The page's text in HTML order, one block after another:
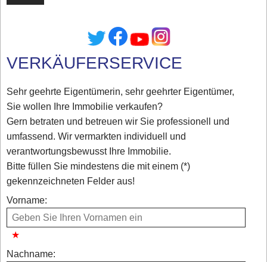
VERKÄUFERSERVICE
Sehr geehrte Eigentümerin, sehr geehrter Eigentümer,
Sie wollen Ihre Immobilie verkaufen?
Gern betraten und betreuen wir Sie professionell und
umfassend. Wir vermarkten individuell und
verantwortungsbewusst Ihre Immobilie.
Bitte füllen Sie mindestens die mit einem (*)
gekennzeichneten Felder aus!
Vorname:
Nachname: